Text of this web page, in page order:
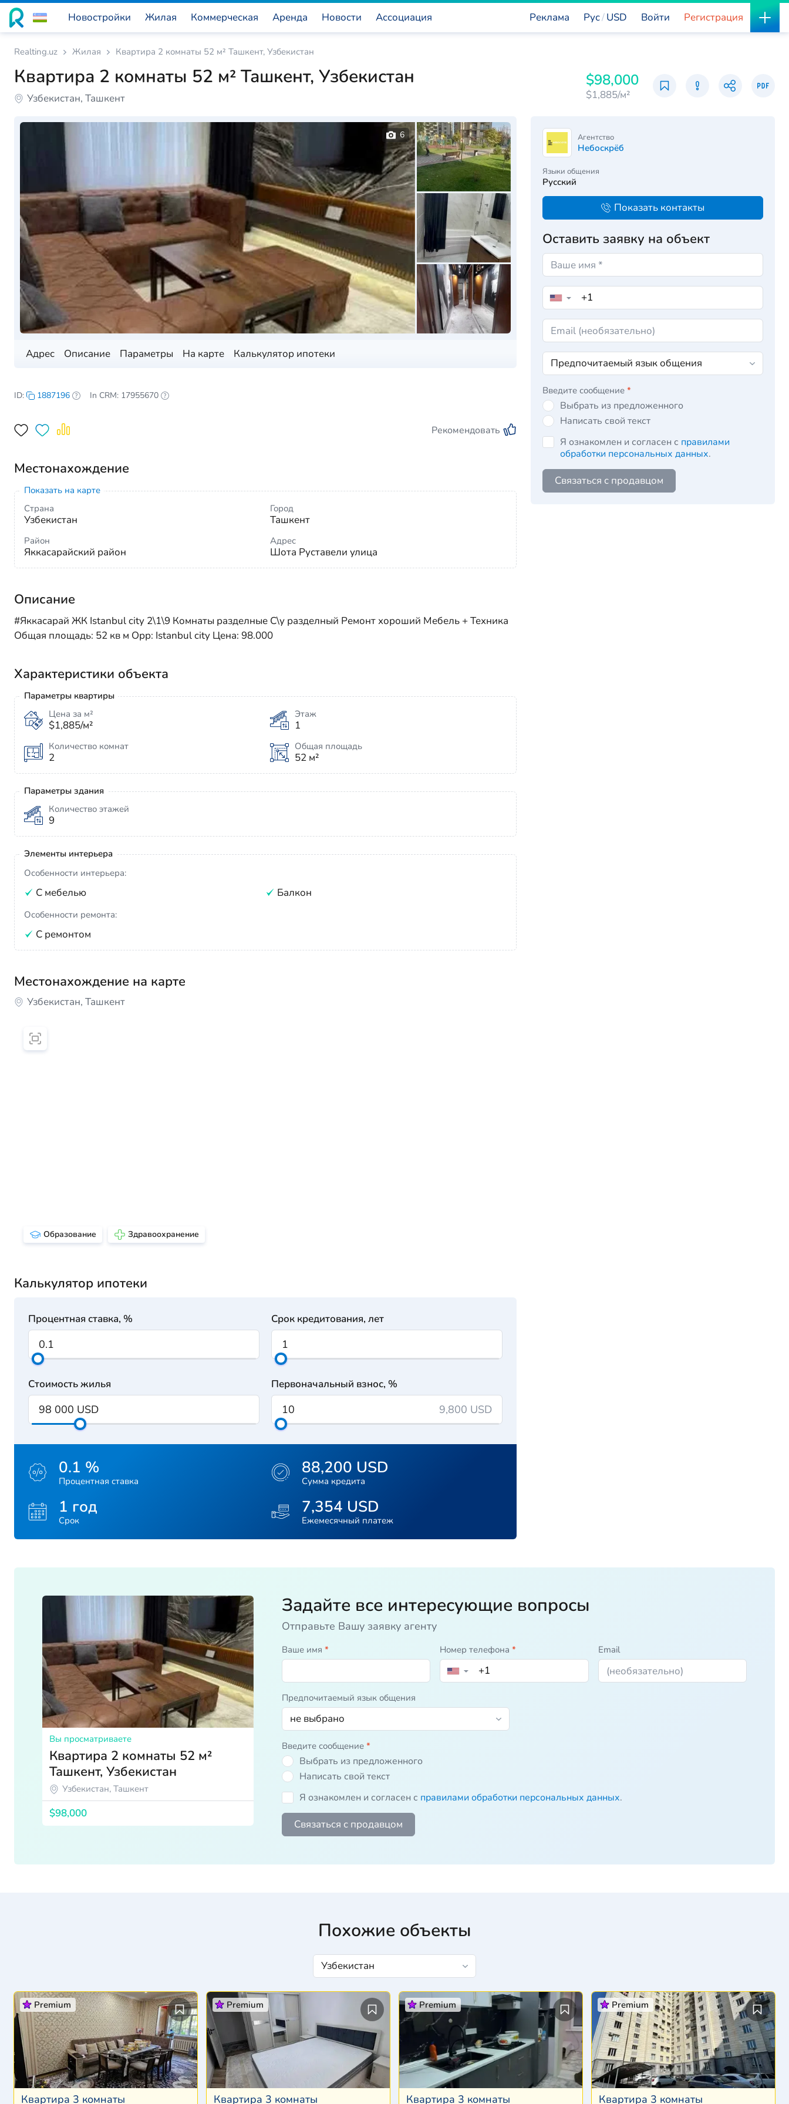
Реклама
Новостройки Жилая Коммерческая Аренда Новости Ассоциация Рус USD Войти Регистрация
Realting.uz Жилая Квартира 2 комнаты 52 м² Ташкент, Узбекистан
Квартира 2 комнаты 52 м² Ташкент, Узбекистан
Узбекистан, Ташкент
$98,000
$1,885/м²
Адрес Описание Параметры На карте Калькулятор ипотеки
6
ID: 1887196 In CRM: 17955670
Рекомендовать
Местонахождение
Показать на карте
Страна
Узбекистан
Город
Ташкент
Район
Яккасарайский район
Адрес
Шота Руставели улица
Описание
#Яккасарай ЖК Istanbul city 2\1\9 Комнаты разделные С\у разделный Ремонт хороший Мебель + Техника
Общая площадь: 52 кв м Орр: Istanbul city Цена: 98.000
Характеристики объекта
Параметры квартиры
Цена за м²
$1,885/м²
Этаж
1
Количество комнат
2
Общая площадь
52 м²
Параметры здания
Количество этажей
9
Элементы интерьера
Особенности интерьера:
С мебелью Балкон
Особенности ремонта:
С ремонтом
Местонахождение на карте
Узбекистан, Ташкент
Образование Здравоохранение
Калькулятор ипотеки
Процентная ставка, % Срок кредитования, лет
Стоимость жилья Первоначальный взнос, %
9,800 USD
0.1 %
Процентная ставка
88,200 USD
Сумма кредита
1 год
Срок
7,354 USD
Ежемесячный платеж
Агентство
Небоскрёб
Языки общения
Русский
Показать контакты
Оставить заявку на объект
▼
Введите сообщение *
Выбрать из предложенного
Написать свой текст
Я ознакомлен и согласен с правилами
обработки персональных данных.
Связаться с продавцом
Вы просматриваете
Квартира 2 комнаты 52 м²
Ташкент, Узбекистан
Узбекистан, Ташкент
$98,000
Задайте все интересующие вопросы
Отправьте Вашу заявку агенту
Ваше имя * Номер телефона*
▼
Email
Предпочитаемый язык общения
Введите сообщение *
Выбрать из предложенного
Написать свой текст
Я ознакомлен и согласен с правилами обработки персональных данных.
Связаться с продавцом
Похожие объекты
Premium
Квартира 3 комнаты
Premium
Квартира 3 комнаты
Premium
Квартира 3 комнаты
Premium
Квартира 3 комнаты